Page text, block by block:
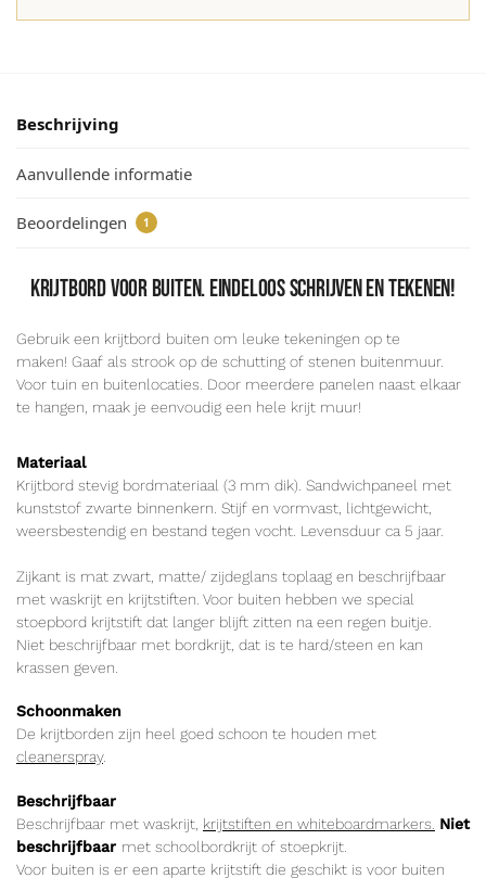
Beschrijving
Aanvullende informatie
Beoordelingen 1
Krijtbord voor buiten. Eindeloos schrijven en tekenen!
Gebruik een krijtbord buiten om leuke tekeningen op te
maken! Gaaf als strook op de schutting of stenen buitenmuur.
Voor tuin en buitenlocaties. Door meerdere panelen naast elkaar
te hangen, maak je eenvoudig een hele krijt muur!
Materiaal
Krijtbord stevig bordmateriaal (3 mm dik). Sandwichpaneel met
kunststof zwarte binnenkern. Stijf en vormvast, lichtgewicht,
weersbestendig en bestand tegen vocht. Levensduur ca 5 jaar.
Zijkant is mat zwart, matte/ zijdeglans toplaag en beschrijfbaar
met waskrijt en krijtstiften. Voor buiten hebben we special
stoepbord krijtstift dat langer blijft zitten na een regen buitje.
Niet beschrijfbaar met bordkrijt, dat is te hard/steen en kan
krassen geven.
Schoonmaken
De krijtborden zijn heel goed schoon te houden met
cleanerspray.
Beschrijfbaar
Beschrijfbaar met waskrijt, krijtstiften en whiteboardmarkers. Niet
beschrijfbaar met schoolbordkrijt of stoepkrijt.
Voor buiten is er een aparte krijtstift die geschikt is voor buiten